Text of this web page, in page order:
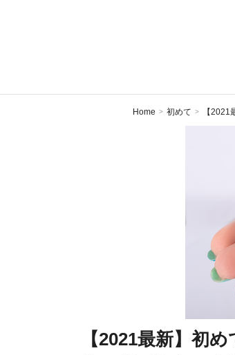
Home > 初めて > 【2021
【2021最新】初